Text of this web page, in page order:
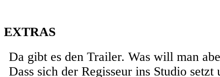
EXTRAS
Da gibt es den Trailer. Was will man
Dass sich der Regisseur ins Studio